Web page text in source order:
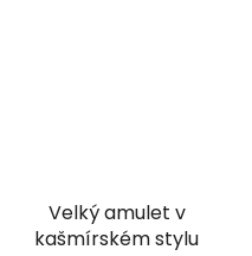
Velký amulet v
kašmírském stylu